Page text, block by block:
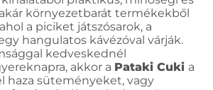
környezetbarát termékekből
a piciket játszósarok, a
hangulatos kávézóval várják.
kedveskednél
akkor a Pataki Cuki a
haza süteményeket, vagy